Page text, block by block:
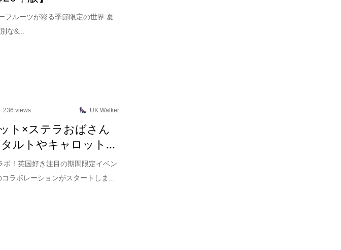
フルーツが彩る季節限定の世界 夏
な&...
236 views UK Walker
ト×ステラおばさん
ルトやキャロット...
！英国好き注目の期間限定イベン
ラボレーションがスタートしま...